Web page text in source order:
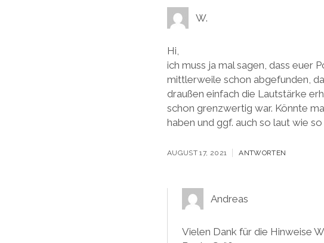
W.
Hi,
ich muss ja mal sagen, dass euer
mittlerweile schon abgefunden,
draußen einfach die Lautstärke
schon grenzwertig war. Könnte
haben und ggf. auch so laut wie
AUGUST 17, 2021 ANTWORTEN
Andreas
Vielen Dank für die Hinweise